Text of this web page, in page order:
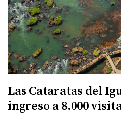
Las Cataratas del
ingreso a 8.000